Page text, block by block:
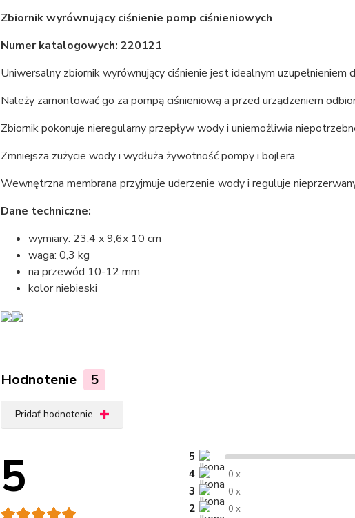
Zbiornik wyrównujący ciśnienie pomp ciśnieniowych
Numer katalogowych: 220121
Uniwersalny zbiornik wyrównujący ciśnienie jest idealnym
Należy zamontować go za pompą ciśnieniową a przed urządzeniem
Zbiornik pokonuje nieregularny przepływ wody i uniemożliwia
Zmniejsza zużycie wody i wydłuża żywotność pompy i bojlera.
Wewnętrzna membrana przyjmuje uderzenie wody i reguluje
Dane techniczne:
wymiary: 23,4 x 9,6x 10 cm
waga: 0,3 kg
na przewód 10-12 mm
kolor niebieski
Hodnotenie 5
Pridať hodnotenie
5
5
4
0 x
3 0 x
2 0 x